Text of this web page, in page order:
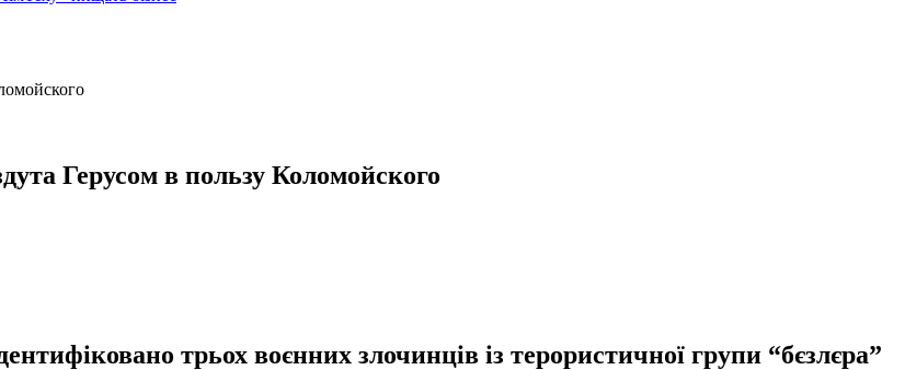
Герусом в пользу Коломойского
трьох воєнних злочинців із терористичної групи “бєзлєра”